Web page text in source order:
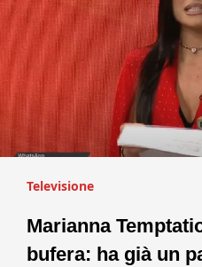
Televisione
Marianna
bufera: ha già un